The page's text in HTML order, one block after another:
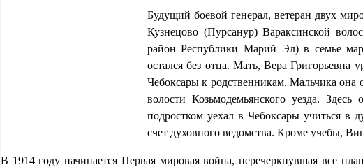
Будущий боевой генерал, ветеран двух
Кузнецово (Пурсанур) Вараксинской
район Республики Марий Эл) в семье
остался без отца. Мать, Вера Григорьевна
Чебоксары к родственникам. Мальчика
волости Козьмодемьянского уезда.
подростком уехал в Чебоксары учиться в
счет духовного ведомства. Кроме учебы,
В 1914 году начинается Первая мировая война, перечеркнувшая все